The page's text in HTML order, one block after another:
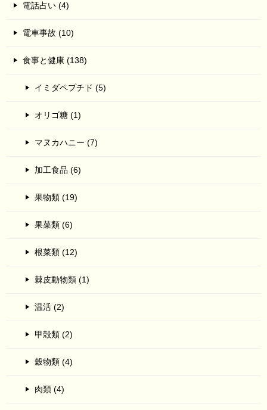
電話占い (4)
電車事故 (10)
食事と健康 (138)
イミダペプチド (5)
オリゴ糖 (1)
マヌカハニー (7)
加工食品 (6)
果物類 (19)
果菜類 (6)
根菜類 (12)
棘皮動物類 (1)
温活 (2)
甲殻類 (2)
穀物類 (4)
肉類 (4)